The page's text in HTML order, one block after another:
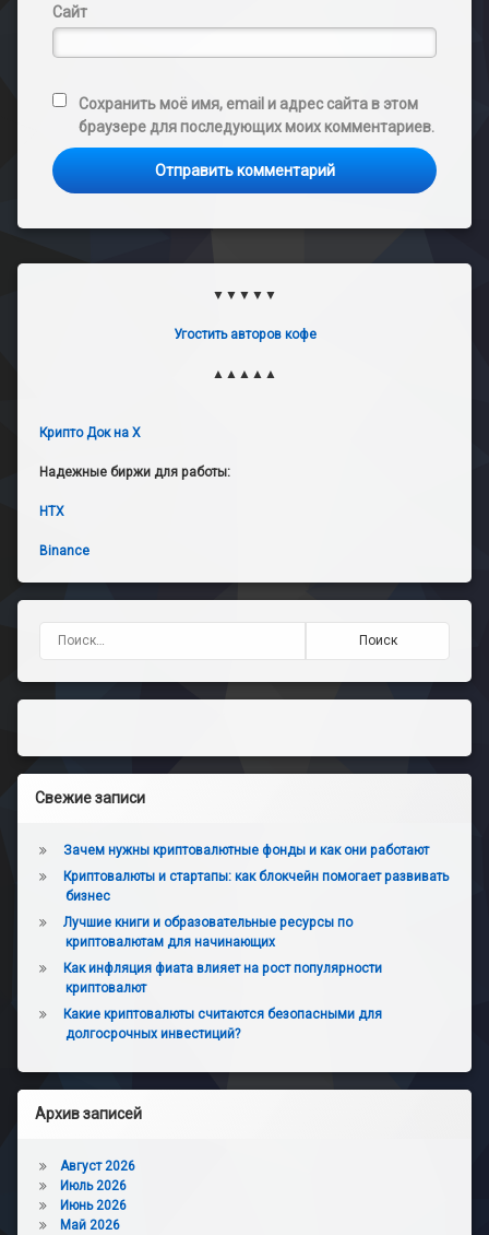
Сайт
Сохранить моё имя, email и адрес сайта в этом
браузере для последующих моих комментариев.
▼▼▼▼▼
Угостить авторов кофе
▲▲▲▲▲
Крипто Док на X
Надежные биржи для работы:
HTX
Binance
Свежие записи
Зачем нужны криптовалютные фонды и как они работают
Криптовалюты и стартапы: как блокчейн помогает развивать
бизнес
Лучшие книги и образовательные ресурсы по
криптовалютам для начинающих
Как инфляция фиата влияет на рост популярности
криптовалют
Какие криптовалюты считаются безопасными для
долгосрочных инвестиций?
Архив записей
Август 2026
Июль 2026
Июнь 2026
Май 2026